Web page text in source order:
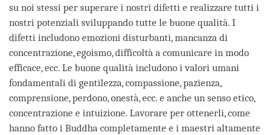
su noi stessi per superare i nostri difetti e realizzare tutti i
nostri potenziali sviluppando tutte le buone qualità. I
difetti includono emozioni disturbanti, mancanza di
concentrazione, egoismo, difficoltà a comunicare in modo
efficace, ecc. Le buone qualità includono i valori umani
fondamentali di gentilezza, compassione, pazienza,
comprensione, perdono, onestà, ecc. e anche un senso etico,
concentrazione e intuizione. Lavorare per ottenerli, come
hanno fatto i Buddha completamente e i maestri altamente